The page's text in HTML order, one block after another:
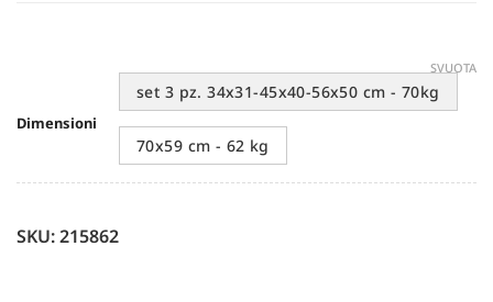
Dimensioni
set 3 pz. 34x31-45x40-56x50 cm - 70kg
70x59 cm - 62 kg
SVUOTA
SKU: 215862